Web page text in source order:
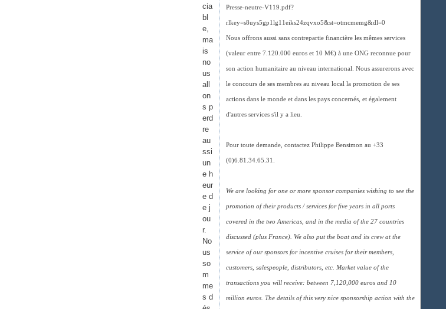
cia
bl
e,
ma
is
no
us
all
on
s p
erd
re
au
ssi
un
e h
eur
e d
e j
ou
r.
No
us
so
m
me
s d
Presse-neutre-V119.pdf?
rlkey=s8uys5gp1lg11eiks24zqvxo5&st=otmcmemg&dl=0
Nous offrons aussi sans contrepartie financière les mêmes services
(valeur entre 7.120.000 euros et 10 M€) à une ONG reconnue pour
son action humanitaire au niveau international. Nous assurerons avec
le concours de ses membres au niveau local la promotion de ses
actions dans le monde et dans les pays concernés, et également
d'autres services s'il y a lieu.
Pour toute demande, contactez Philippe Bensimon au +33
(0)6.81.34.65.31.
We are looking for one or more sponsor companies wishing to see the
promotion of their products / services for five years in all ports
covered in the two Americas, and in the media of the 27 countries
discussed (plus France). We also put the boat and its crew at the
service of our sponsors for incentive cruises for their members,
customers, salespeople, distributors, etc. Market value of the
transactions you will receive: between 7,120,000 euros and 10
million euros. The details of this very nice sponsorship action with the